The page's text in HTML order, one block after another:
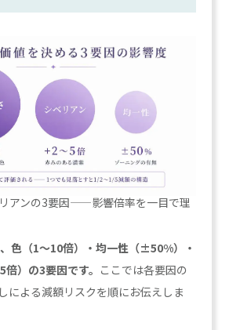
アンの3要因——影響倍率を一目で理
色（1〜10倍）・均一性（±50%）・
）の3要因です。 ここでは各要因の
による減額リスクを順にお伝えしま